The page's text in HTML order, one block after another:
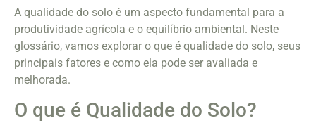
A qualidade do solo é um aspecto fundamental para a
produtividade agrícola e o equilíbrio ambiental. Neste
glossário, vamos explorar o que é qualidade do solo, seus
principais fatores e como ela pode ser avaliada e
melhorada.
O que é Qualidade do Solo?